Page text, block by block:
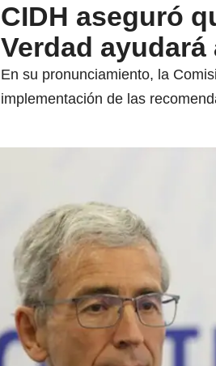
CIDH aseguró
Verdad
En su pronunciamiento, la
implementación de las